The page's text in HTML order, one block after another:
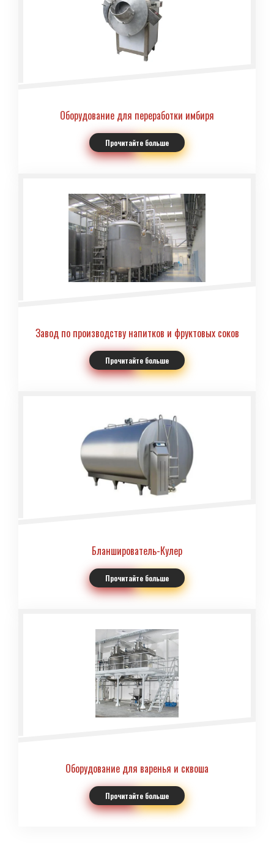
Оборудование для переработки имбиря
Прочитайте больше
Завод по производству напитков и фруктовых соков
Прочитайте больше
Бланширователь-Кулер
Прочитайте больше
Оборудование для варенья и сквоша
Прочитайте больше